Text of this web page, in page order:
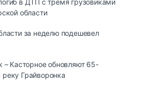
в ДТП с тремя грузовиками
области
за неделю подешевел
– Касторное обновляют 65-
Грайворонка